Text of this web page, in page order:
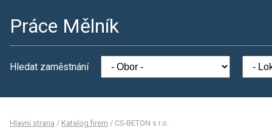
Práce Mělník
Hledat zaměstnání
Hlavní strana / Katalog firem / CS-BETON s.r.o.